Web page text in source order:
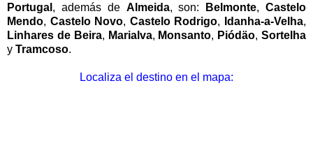
Portugal , además de Almeida, son: Belmonte,Castelo
Mendo, Castelo Novo, Castelo Rodrigo, Idanha-a-Velha,
Linhares de Beira, Marialva, Monsanto, Piódäo,Sortelha
y Tramcoso.
Localiza el destino en el mapa: